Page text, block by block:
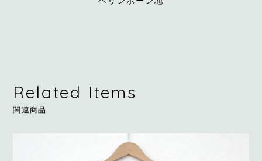
Related Items
関連商品